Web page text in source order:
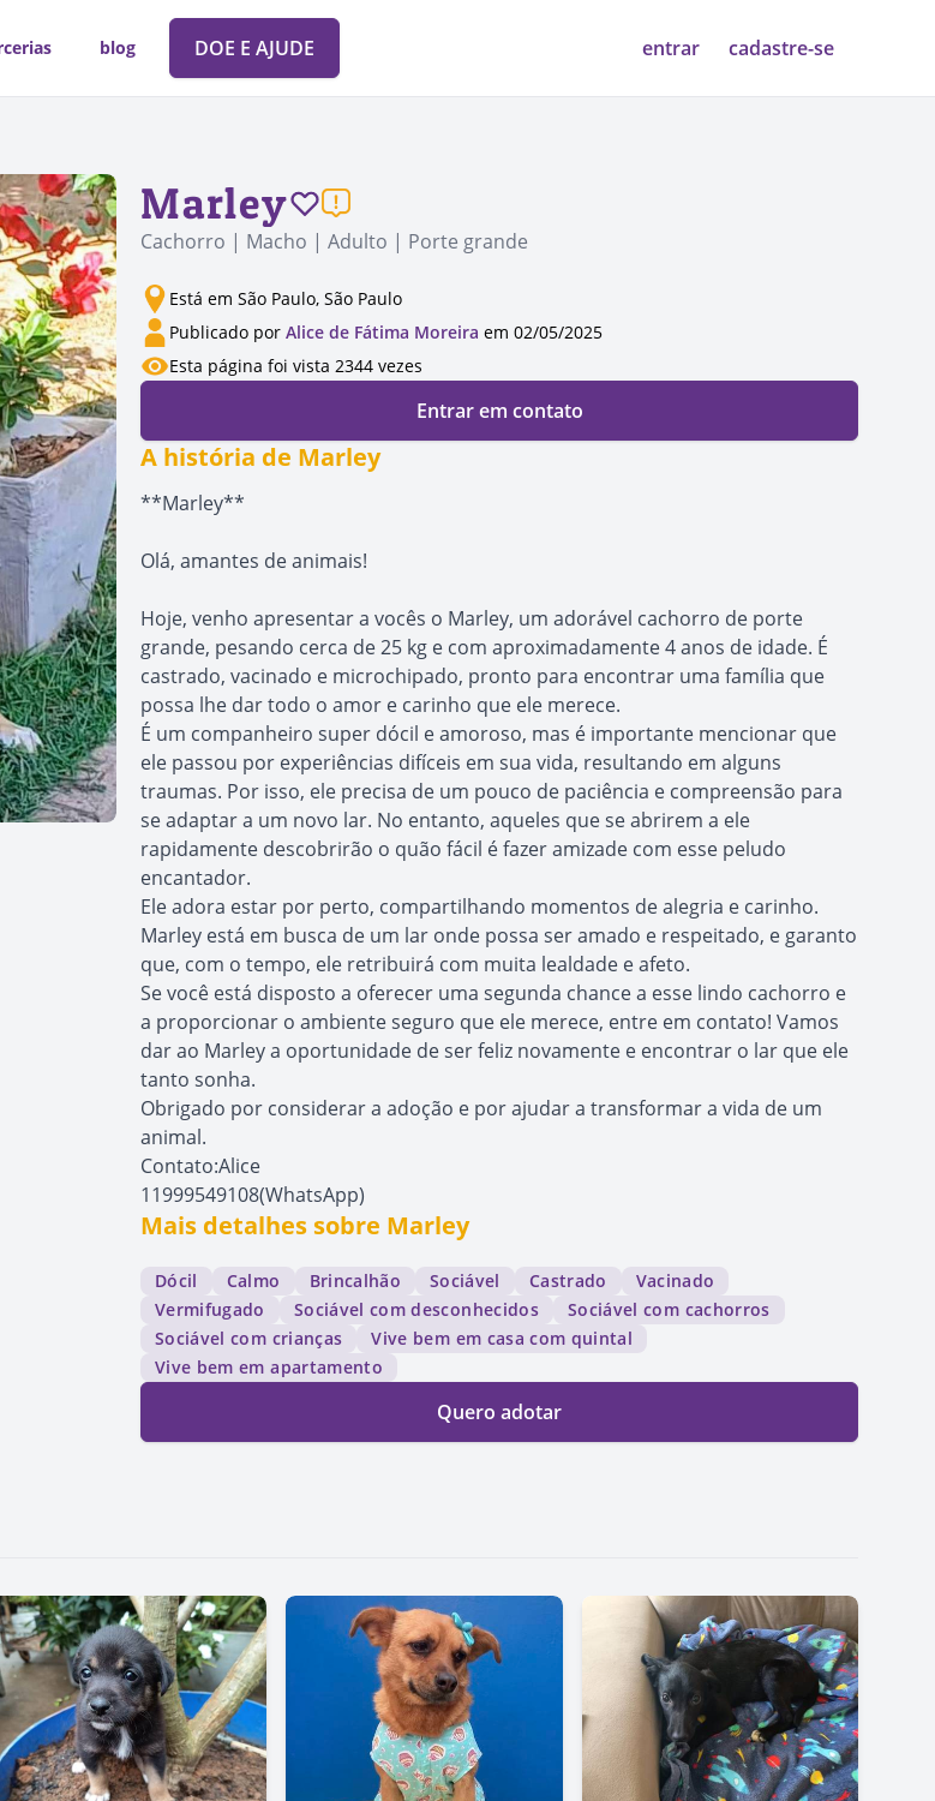
blog DOE E AJUDE entrar cadastre-se
Marley
Cachorro | Macho | Adulto | Porte grande
Está em São Paulo, São Paulo
Publicado por Alice de Fátima Moreira em 02/05/2025
Esta página foi vista 2344 vezes
Entrar em contato
A história de Marley
**Marley**
Olá, amantes de animais!
Hoje, venho apresentar a vocês o Marley, um adorável cachorro de porte
grande, pesando cerca de 25 kg e com aproximadamente 4 anos de idade. É
castrado, vacinado e microchipado, pronto para encontrar uma família que
possa lhe dar todo o amor e carinho que ele merece.
É um companheiro super dócil e amoroso, mas é importante mencionar que
ele passou por experiências difíceis em sua vida, resultando em alguns
traumas. Por isso, ele precisa de um pouco de paciência e compreensão para
se adaptar a um novo lar. No entanto, aqueles que se abrirem a ele
rapidamente descobrirão o quão fácil é fazer amizade com esse peludo
encantador.
Ele adora estar por perto, compartilhando momentos de alegria e carinho.
Marley está em busca de um lar onde possa ser amado e respeitado, e garanto
que, com o tempo, ele retribuirá com muita lealdade e afeto.
Se você está disposto a oferecer uma segunda chance a esse lindo cachorro e
a proporcionar o ambiente seguro que ele merece, entre em contato! Vamos
dar ao Marley a oportunidade de ser feliz novamente e encontrar o lar que ele
tanto sonha.
Obrigado por considerar a adoção e por ajudar a transformar a vida de um
animal.
Contato:Alice
11999549108(WhatsApp)
Mais detalhes sobre Marley
Dócil Calmo Brincalhão Sociável Castrado
Vacinado
Vermifugado
Sociável com desconhecidos
Sociável com cachorros
Sociável com crianças
Vive bem em casa com quintal
Vive bem em apartamento
Quero adotar